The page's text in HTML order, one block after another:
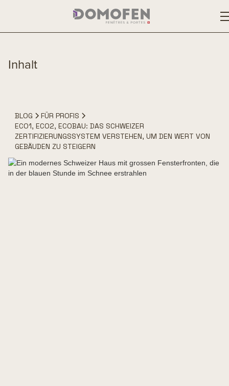
Inhalt
BLOG
FÜR PROFIS
ECO1, ECO2, ECOBAU: DAS SCHWEIZER
ZERTIFIZIERUNGSSYSTEM VERSTEHEN, UM DEN WERT VON
GEBÄUDEN ZU STEIGERN